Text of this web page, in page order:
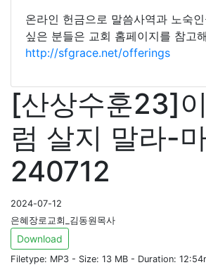
온라인 헌금으로 말씀사역과 노숙
싶은 분들은 교회 홈페이지를 참고
http://sfgrace.net/offerings
[산상수훈23]
럼 살지 말라-
240712
2024-07-12
은혜장로교회_김동원목사
Download
Filetype: MP3 - Size: 13 MB - Duration: